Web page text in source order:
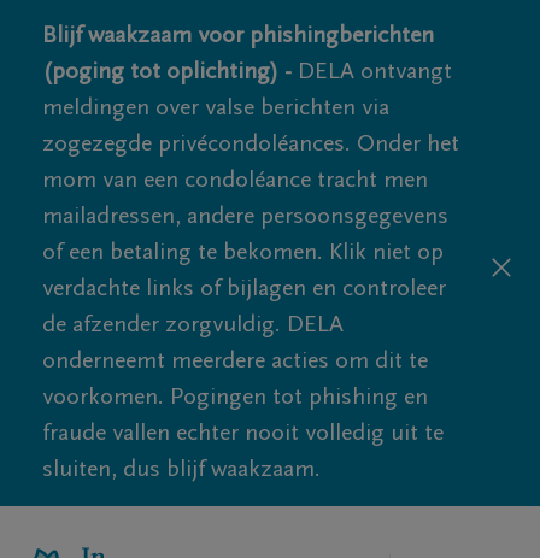
Blijf waakzaam voor phishingberichten
(poging tot oplichting) - DELA ontvangt
meldingen over valse berichten via
zogezegde privécondoléances. Onder het
mom van een condoléance tracht men
mailadressen, andere persoonsgegevens
of een betaling te bekomen. Klik niet op
verdachte links of bijlagen en controleer
de afzender zorgvuldig. DELA
onderneemt meerdere acties om dit te
voorkomen. Pogingen tot phishing en
fraude vallen echter nooit volledig uit te
sluiten, dus blijf waakzaam.